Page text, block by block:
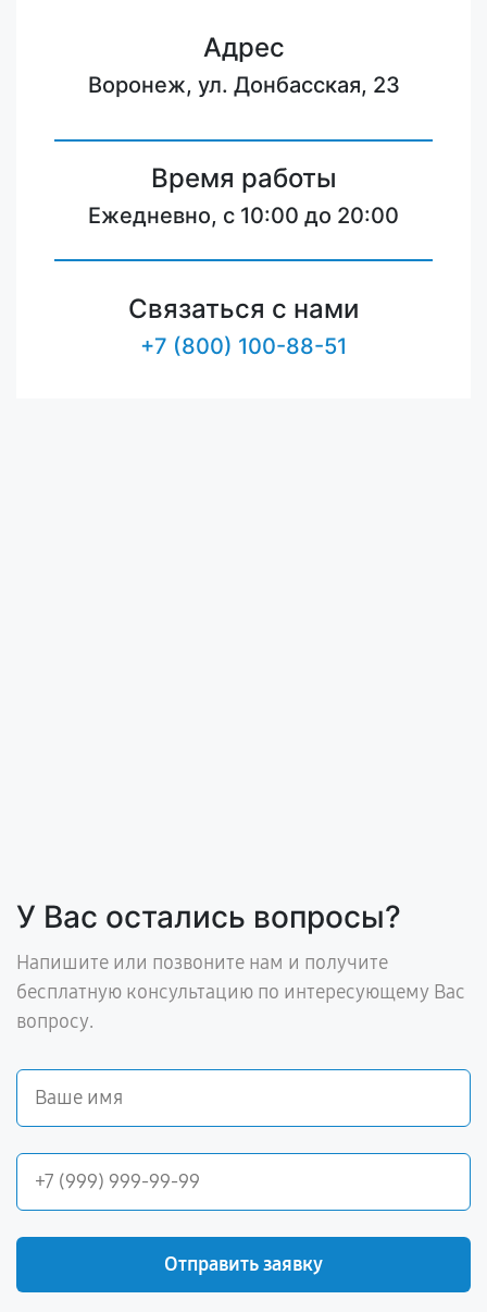
Адрес
Воронеж, ул. Донбасская, 23
Время работы
Ежедневно, с 10:00 до 20:00
Связаться с нами
+7 (800) 100-88-51
У Вас остались вопросы?
Напишите или позвоните нам и получите
бесплатную консультацию по интересующему Вас
вопросу.
Отправить заявку